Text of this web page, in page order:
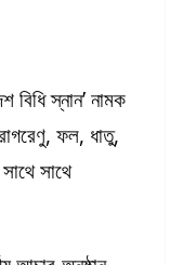
স্নান’ নামক
ফল, ধাতু,
সাথে